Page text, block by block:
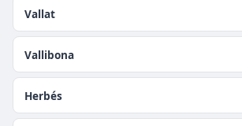
Vallat
Vallibona
Herbés